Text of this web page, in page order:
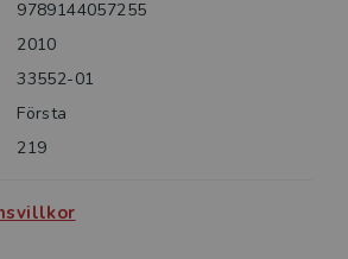
9789144057255
2010
33552-01
Första
219